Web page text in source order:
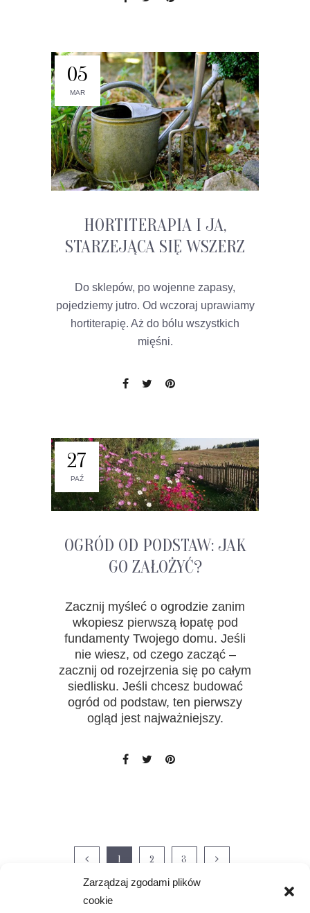
Zarządzaj zgodami plików
cookie
05
MAR
HORTITERAPIA I JA,
STARZEJĄCA SIĘ WSZERZ
Do sklepów, po wojenne zapasy,
pojedziemy jutro. Od wczoraj uprawiamy
hortiterapię. Aż do bólu wszystkich
mięśni.
27
PAŹ
OGRÓD OD PODSTAW: JAK
GO ZAŁOŻYĆ?
Zacznij myśleć o ogrodzie zanim
wkopiesz pierwszą łopatę pod
fundamenty Twojego domu. Jeśli
nie wiesz, od czego zacząć –
zacznij od rozejrzenia się po całym
siedlisku. Jeśli chcesz budować
ogród od podstaw, ten pierwszy
ogląd jest najważniejszy.
1 2 3